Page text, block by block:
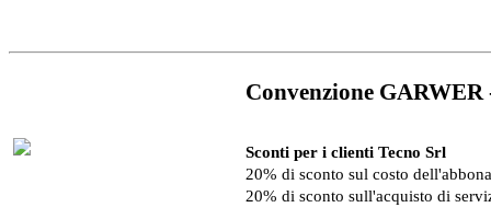
Convenzione
Sconti per i clienti Tecno Srl
20% di sconto sul costo
20% di sconto sull'acquisto di